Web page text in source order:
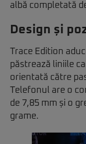
albă completată
Design și
Trace Edition
păstrează liniile
orientată către
Telefonul are o
de 7,85 mm și o
grame.